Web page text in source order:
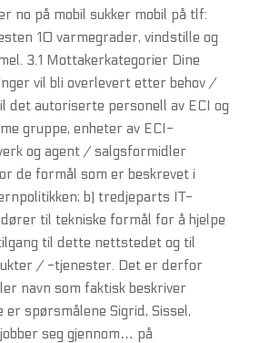
no på mobil sukker mobil på tlf:
10 varmegrader, vindstille og
3.1 Mottakerkategorier Dine
vil bli overlevert etter behov /
det autoriserte personell av ECI og
gruppe, enheter av ECI-
og agent / salgsformidler
de formål som er beskrevet i
b) tredjeparts IT-
til tekniske formål for å hjelpe
til dette nettstedet og til
/ -tjenester. Det er derfor
navn som faktisk beskriver
er spørsmålene Sigrid, Sissel,
seg gjennom… på